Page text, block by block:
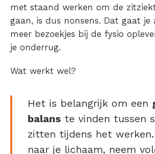
met staand werken om de
gaan, is dus nonsens. Dat gaat je
meer bezoekjes bij de fysio
je onderrug.
Wat werkt wel?
Het is belangrijk om een
balans te vinden tussen
zitten tijdens het
naar je lichaam, neem